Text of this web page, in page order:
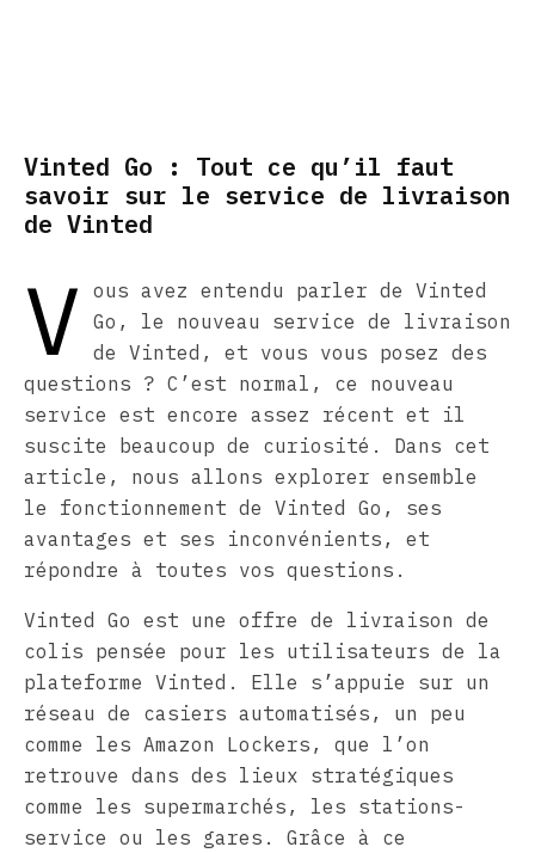
Vinted Go : Tout ce qu’il faut
savoir sur le service de livraison
de Vinted
V
ous avez entendu parler de Vinted
Go, le nouveau service de livraison
de Vinted, et vous vous posez des
questions ? C’est normal, ce nouveau
service est encore assez récent et il
suscite beaucoup de curiosité. Dans cet
article, nous allons explorer ensemble
le fonctionnement de Vinted Go, ses
avantages et ses inconvénients, et
répondre à toutes vos questions.
Vinted Go est une offre de livraison de
colis pensée pour les utilisateurs de la
plateforme Vinted. Elle s’appuie sur un
réseau de casiers automatisés, un peu
comme les Amazon Lockers, que l’on
retrouve dans des lieux stratégiques
comme les supermarchés, les stations-
service ou les gares. Grâce à ce